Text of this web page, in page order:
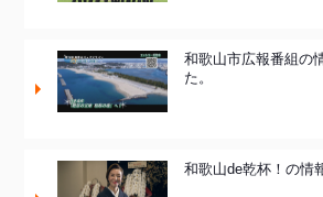
和歌山市広報番組の
た。
和歌山de乾杯！の情